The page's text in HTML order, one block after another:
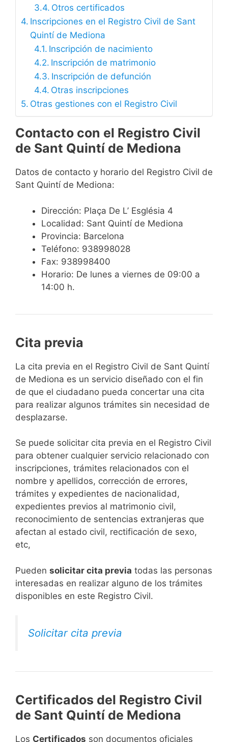
Otros certificados
Inscripciones en el Registro Civil de Sant
Quintí de Mediona
Inscripción de nacimiento
Inscripción de matrimonio
Inscripción de defunción
Otras inscripciones
Otras gestiones con el Registro Civil
Contacto con el Registro Civil
de Sant Quintí de Mediona
Datos de contacto y horario del Registro Civil de
Sant Quintí de Mediona:
Dirección: Plaça De L’ Església 4
Localidad: Sant Quintí de Mediona
Provincia: Barcelona
Teléfono: 938998028
Fax: 938998400
Horario: De lunes a viernes de 09:00 a
14:00 h.
Cita previa
​​​​​​​​​​​​​​​​​​​​​​​​​​​​La cita previa en el Registro Civil de Sant Quintí
de Mediona es un servicio diseñado con el fin
de que el ciudadano pueda concertar una cita
para realizar algunos trámites sin necesidad de
desplazarse.​
Se puede solicitar cita previa en el Registro Civil
para obtener cualquier servicio relacionado con
inscripciones, trámites relacionados con el
nombre y apellidos, corrección de errores,
trámites y expedientes de nacionalidad,
expedientes previos al matrimonio civil,
reconocimiento de sentencias extranjeras que
afectan al estado civil, rectificación de sexo,
etc,
​Pueden solicitar cita previa todas las personas
interesadas en realizar alguno de los trámites
disponibles en este Registro Civil.​
Solicitar cita previa
Certificados del Registro Civil
de Sant Quintí de Mediona
Los Certificados son documentos oficiales